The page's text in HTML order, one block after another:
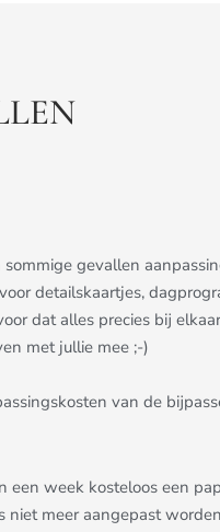
gevallen
detailskaartjes,
dat alles precies bij
met jullie mee ;-)
van de
week kosteloos een
meer aangepast